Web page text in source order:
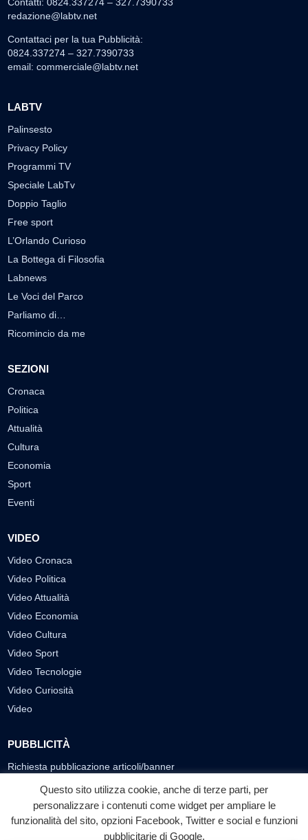
redazione@labtv.net
Contattaci per la tua Pubblicità:
0824.337274 – 327.7390733
email: commerciale@labtv.net
LABTV
Palinsesto
Privacy Policy
Programmi TV
Speciale LabTv
Doppio Taglio
Free sport
L’Orlando Curioso
La Bottega di Filosofia
Labnews
Le Voci del Parco
Parliamo di…
Ricomincio da me
SEZIONI
Cronaca
Politica
Attualità
Cultura
Economia
Sport
Eventi
VIDEO
Video Cronaca
Video Politica
Video Attualità
Video Economia
Video Cultura
Video Sport
Video Tecnologie
Video Curiosità
Video
PUBBLICITÀ
Richiesta pubblicazione articoli/banner
SEGUICI SUI SOCIAL
f ◎ ▶
Questo sito utilizza cookie, anche di terze parti, per
personalizzare i contenuti come widget per ampliare le
funzionalità del sito, opzioni Facebook, Twitter e social e funzioni
pubblicitarie di Google.